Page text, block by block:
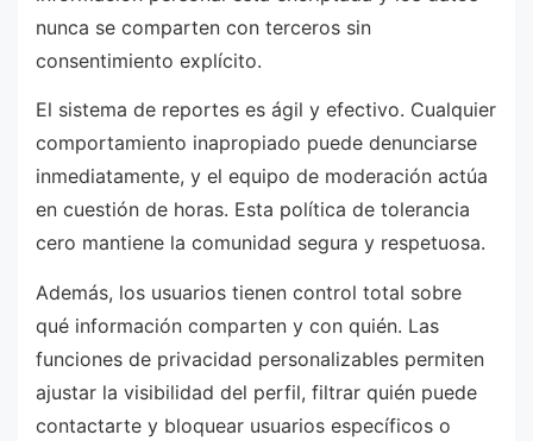
nunca se comparten con terceros sin
consentimiento explícito.
El sistema de reportes es ágil y efectivo. Cualquier
comportamiento inapropiado puede denunciarse
inmediatamente, y el equipo de moderación actúa
en cuestión de horas. Esta política de tolerancia
cero mantiene la comunidad segura y respetuosa.
Además, los usuarios tienen control total sobre
qué información comparten y con quién. Las
funciones de privacidad personalizables permiten
ajustar la visibilidad del perfil, filtrar quién puede
contactarte y bloquear usuarios específicos o